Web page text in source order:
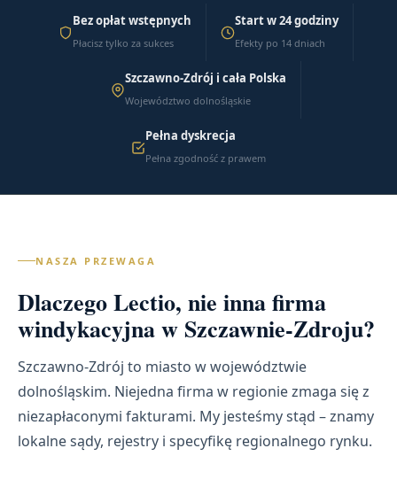
Bez opłat wstępnych
Płacisz tylko za sukces
Start w 24 godziny
Efekty po 14 dniach
Szczawno-Zdrój i cała Polska
Województwo dolnośląskie
Pełna dyskrecja
Pełna zgodność z prawem
NASZA PRZEWAGA
Dlaczego Lectio, nie inna firma
windykacyjna w Szczawnie-Zdroju?
Szczawno-Zdrój to miasto w województwie
dolnośląskim. Niejedna firma w regionie zmaga się z
niezapłaconymi fakturami. My jesteśmy stąd – znamy
lokalne sądy, rejestry i specyfikę regionalnego rynku.